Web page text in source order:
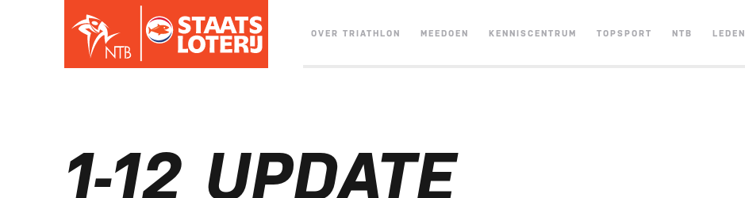
OVER TRIATHLON MEEDOEN KENNISCENTRUM TOPSPORT NTB LEDEN
1-12 UPDATE